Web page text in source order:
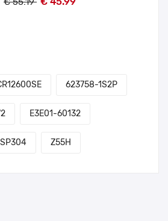
623758-1S2P
E3E01-60132
SP304 Z55H